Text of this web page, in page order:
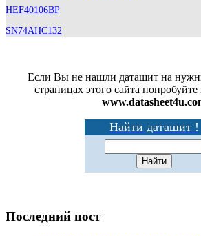
HEF40106BP
SN74AHC132
Если Вы не нашли даташит на
страницах этого сайта попробуйте
Найти даташит !
Последний пост